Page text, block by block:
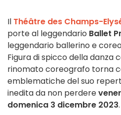
Il Théâtre des Champs-
porte al leggendario Ballet
leggendario ballerino e
Figura di spicco della danza
rinomato coreografo torna
emblematiche del suo
inedita da non perdere
domenica 3 dicembre 2023.